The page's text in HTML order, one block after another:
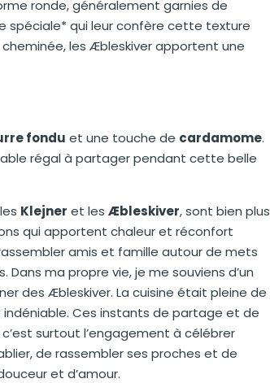
ronde, généralement garnies de
spéciale* qui leur confère cette texture
les Æbleskiver apportent une
fondu et une touche de cardamome.
régal à partager pendant cette belle
Klejner et les Æbleskiver, sont bien plus
qui apportent chaleur et réconfort
amis et famille autour de mets
ma propre vie, je me souviens d’un
des Æbleskiver. La cuisine était pleine de
Ces instants de partage et de
surtout l’engagement à célébrer
de rassembler ses proches et de
et d’amour.